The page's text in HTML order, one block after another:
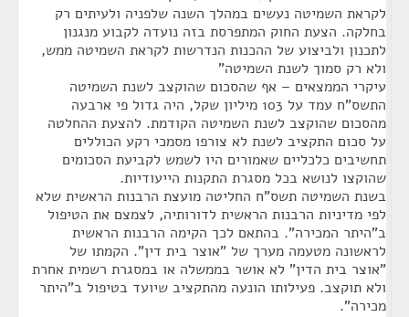
לקראת השמיטה נעשים במהלך השנה שלפניה ולעיתים רק
בחלקה. הצעת החוק המתפרסת בזה נועדה לקבוע מנגנון
לתכנון ולביצוע של ההכנות הנדרשות לקראת השמיטה ממש,
ולא רק סמוך לשנת השמיטה"
עיקרי הממצאים – אף שהסכום שהוקצב לשנת השמיטה
התשס"ח עמד על 103 מיליון שקל, היה גדול פי ארבעה
מהסכום שהוקצב לשנת השמיטה הקודמת. להצעת ההחלטה
על סכום התקציב לשנת לא צורפו מסמכי רקע הכוללים
תחשיבים כלכליים שאמורים היו לשמש לקביעת הסכומים
שהוקצו לנושא בכל מסגרת התקנות הייעודיות.
בשנת השמיטה תשס"ח החליטה מועצת הרבנות הראשית שלא
לפי מדיניות הרבנות הראשית לדורותיה, לצמצם את הטיפול
ב"היתר המכירה". בהתאם לכך הקימה הרבנות הראשית
לראשונה מטעמה מערך של "אוצר בית דין". הקמתו של
"אוצר בית הדין" לא אושר בממשלה או במסגרת רשמית אחרת
ולא תוקצב. פעילותו הונעה מהתקציב שיועד בטיפול ב"היתר
מכירה".